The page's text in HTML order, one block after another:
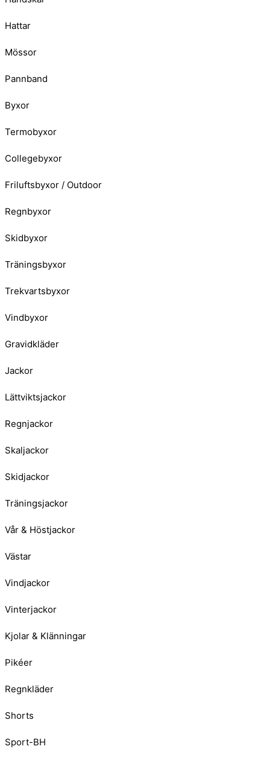
Hattar
Mössor
Pannband
Byxor
Termobyxor
Collegebyxor
Friluftsbyxor / Outdoor
Regnbyxor
Skidbyxor
Träningsbyxor
Trekvartsbyxor
Vindbyxor
Gravidkläder
Jackor
Lättviktsjackor
Regnjackor
Skaljackor
Skidjackor
Träningsjackor
Vår & Höstjackor
Västar
Vindjackor
Vinterjackor
Kjolar & Klänningar
Pikéer
Regnkläder
Shorts
Sport-BH